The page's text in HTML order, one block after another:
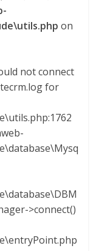
on
not connect
for
>connect()